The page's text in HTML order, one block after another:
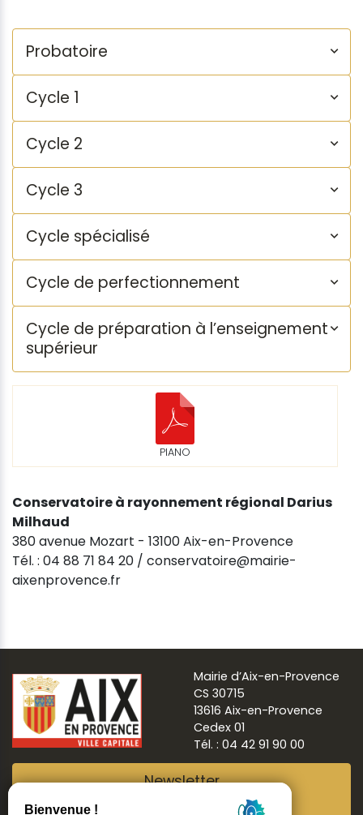
Probatoire
Cycle 1
Cycle 2
Cycle 3
Cycle spécialisé
Cycle de perfectionnement
Cycle de préparation à l’enseignement
supérieur
PIANO
Conservatoire à rayonnement régional Darius
Milhaud
380 avenue Mozart - 13100 Aix-en-Provence
Tél. : 04 88 71 84 20 / conservatoire@mairie-
aixenprovence.fr
Mairie d’Aix-en-Provence
CS 30715
13616 Aix-en-Provence
Cedex 01
Tél. : 04 42 91 90 00
Newsletter